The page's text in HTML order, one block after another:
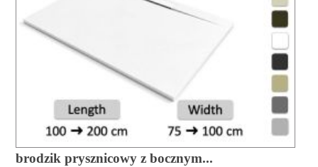
brodzik prysznicowy z bocznym...